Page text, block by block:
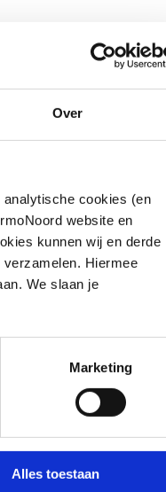
Over
cookies (en
website en
kunnen wij en derde
verzamelen. Hiermee
We slaan je
Marketing
Alles toestaan